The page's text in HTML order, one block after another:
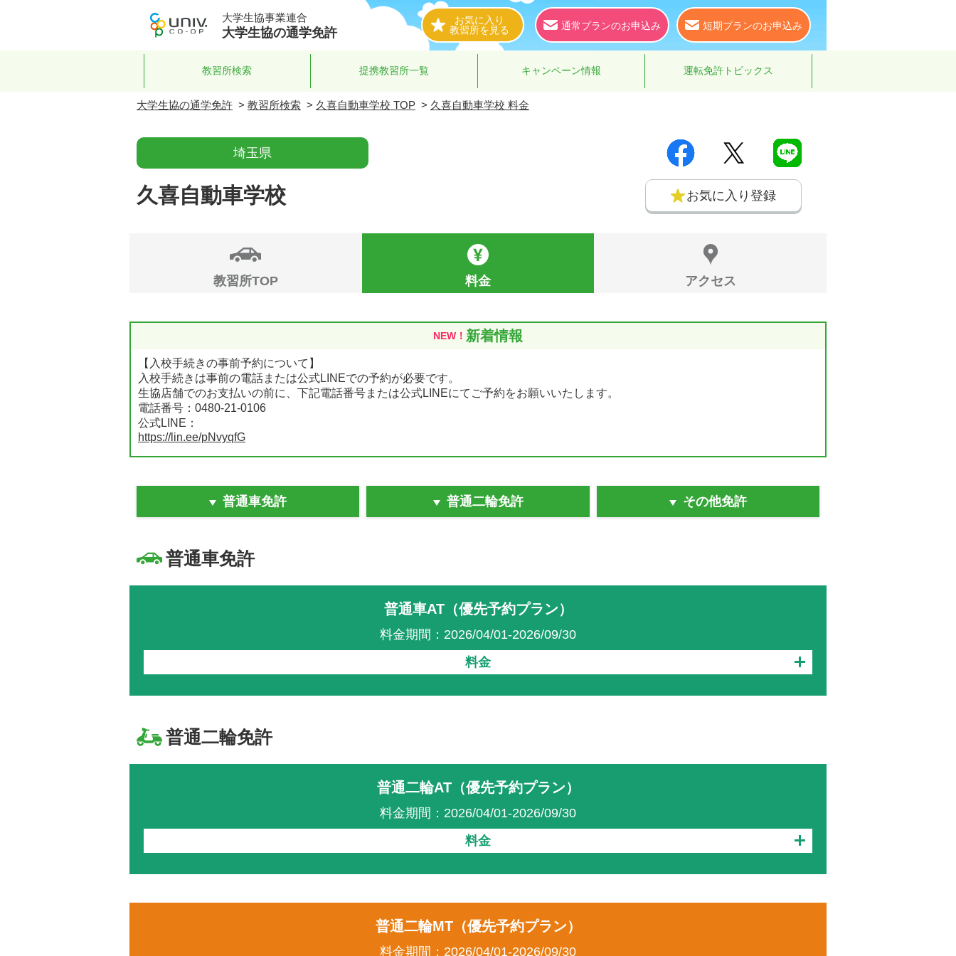
大学生協事業連合
大学生協の通学免許
お気に入り
教習所を見る
通常プランのお申込み 短期プランのお申込み
教習所検索 提携教習所一覧 キャンペーン情報 運転免許トピックス
大学生協の通学免許 > 教習所検索 > 久喜自動車学校 TOP > 久喜自動車学校 料金
埼玉県
久喜自動車学校 お気に入り登録
教習所TOP 料金 アクセス
NEW！ 新着情報
【入校手続きの事前予約について】
入校手続きは事前の電話または公式LINEでの予約が必要です。
生協店舗でのお支払いの前に、下記電話番号または公式LINEにてご予約をお願いいたします。
電話番号：0480-21-0106
公式LINE：
https://lin.ee/pNvyqfG
普通車MTの技能教習は「普通車AT」と「AT限定解除」の組み合わせとなります。
普通車MT免許をご希望の方は、生協にて「普通車AT」をお申込み後に、教習所にて「AT限定解除」の追加料金40,000円(税込)をお支
払いください。
技能教習の流れについては下記ページの「Cパターン」をご確認ください。
普通車免許 普通二輪免許 その他免許
普通車免許
普通車AT（優先予約プラン）
料金期間：2026/04/01-2026/09/30
料金
普通二輪免許
普通二輪AT（優先予約プラン）
料金期間：2026/04/01-2026/09/30
料金
普通二輪MT（優先予約プラン）
料金期間：2026/04/01-2026/09/30